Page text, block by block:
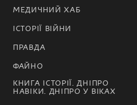
МЕДИЧНИЙ ХАБ
ІСТОРІЇ ВІЙНИ
ПРАВДА
ФАЙНО
КНИГА ІСТОРІЇ. ДНІПРО
НАВІКИ. ДНІПРО У ВІКАХ